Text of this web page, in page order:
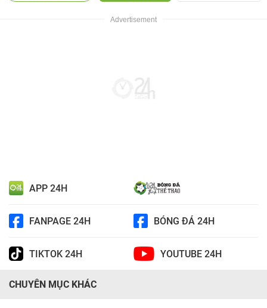
APP 24H
FANPAGE 24H BÓNG ĐÁ 24H
TIKTOK 24H YOUTUBE 24H
CHUYÊN MỤC KHÁC